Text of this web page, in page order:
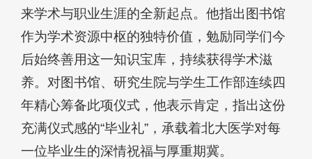
来学术与职业生涯的全新起点。他指出图书馆
作为学术资源中枢的独特价值，勉励同学们今
后始终善用这一知识宝库，持续获得学术滋
养。对图书馆、研究生院与学生工作部连续四
年精心筹备此项仪式，他表示肯定，指出这份
充满仪式感的“毕业礼”，承载着北大医学对每
一位毕业生的深情祝福与厚重期冀。